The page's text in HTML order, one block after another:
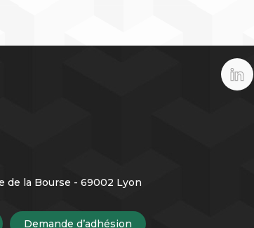
de la Bourse - 69002 Lyon
Demande d’adhésion